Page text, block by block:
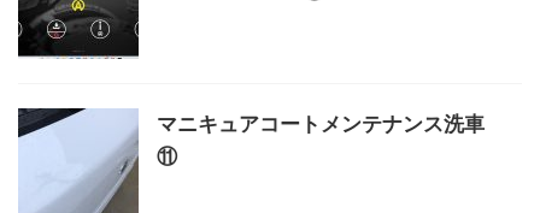
マニキュアコートメンテナンス洗車
⑪